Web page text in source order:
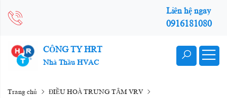
Liên hệ ngay
0916181080
CÔNG TY HRT
Nhà Thầu HVAC
Trang chủ
ĐIỀU HOÀ TRUNG TÂM VRV